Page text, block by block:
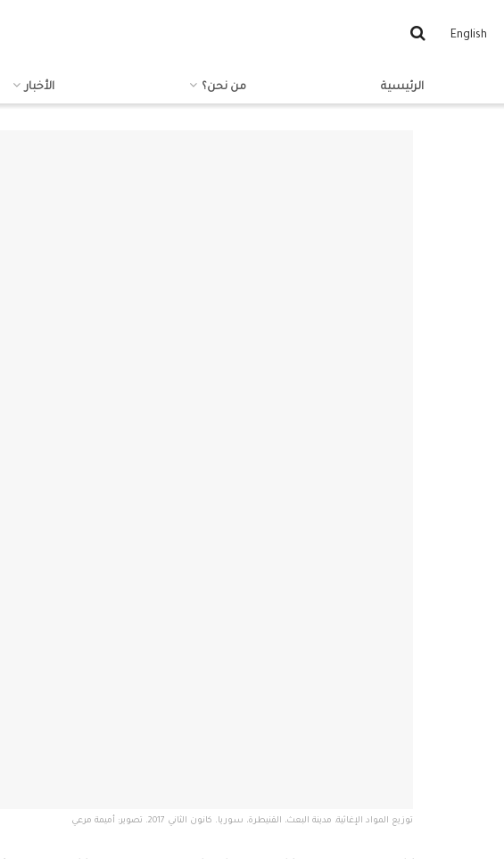
English
الرئيسية من نحن؟ الأخبار
توزيع المواد الإغاثية، مدينة البعث، القنيطرة، سوريا. كانون الثاني 2017. تصوير: أميمة مرعي